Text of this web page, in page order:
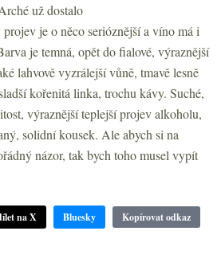
už dostalo
je o něco serióznější a víno má i
je temná, opět do fialové, výraznější
lahvově vyzrálejší vůně, tmavě lesně
kořenitá linka, trochu kávy. Suché,
výraznější teplejší projev alkoholu,
solidní kousek. Ale abych si na
názor, tak bych toho musel vypít
na X Bluesky Kopírovat odkaz